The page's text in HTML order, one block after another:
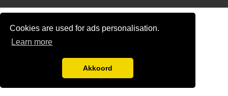
Cookies are used for ads personalisation.
Learn more
Akkoord